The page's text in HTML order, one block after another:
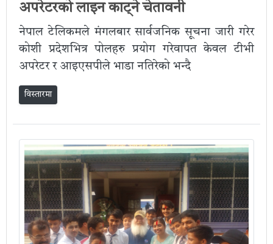
अपरेटरको लाइन काट्ने चेतावनी
नेपाल टेलिकमले मंगलबार सार्वजनिक सूचना जारी गरेर
कोशी प्रदेशभित्र पोलहरु प्रयोग गरेवापत केवल टीभी
अपरेटर र आइएसपीले भाडा नतिरेको भन्दै
विस्तारमा